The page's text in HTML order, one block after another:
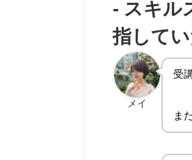
- スキル
指して
メイ
受
ま